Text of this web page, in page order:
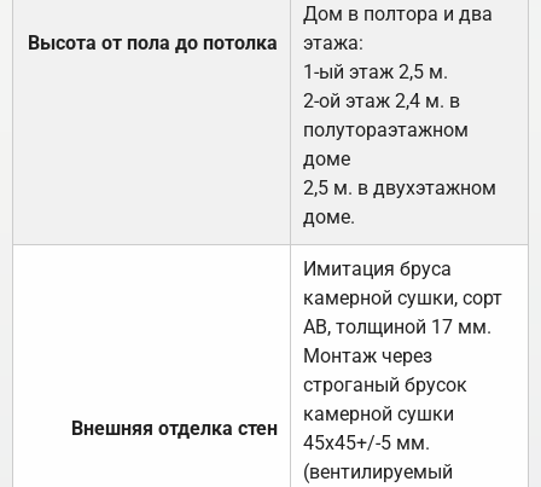
Высота от пола до потолка
Дом в полтора и два
этажа:
1-ый этаж 2,5 м.
2-ой этаж 2,4 м. в
полутораэтажном
доме
2,5 м. в двухэтажном
доме.
Внешняя отделка стен
Имитация бруса
камерной сушки, сорт
АВ, толщиной 17 мм.
Монтаж через
строганый брусок
камерной сушки
45х45+/-5 мм.
(вентилируемый